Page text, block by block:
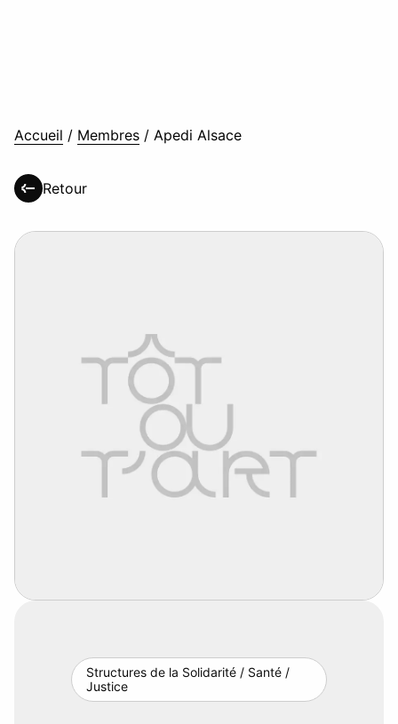
Accueil / Membres / Apedi Alsace
Retour
Structures de la Solidarité / Santé /
Justice